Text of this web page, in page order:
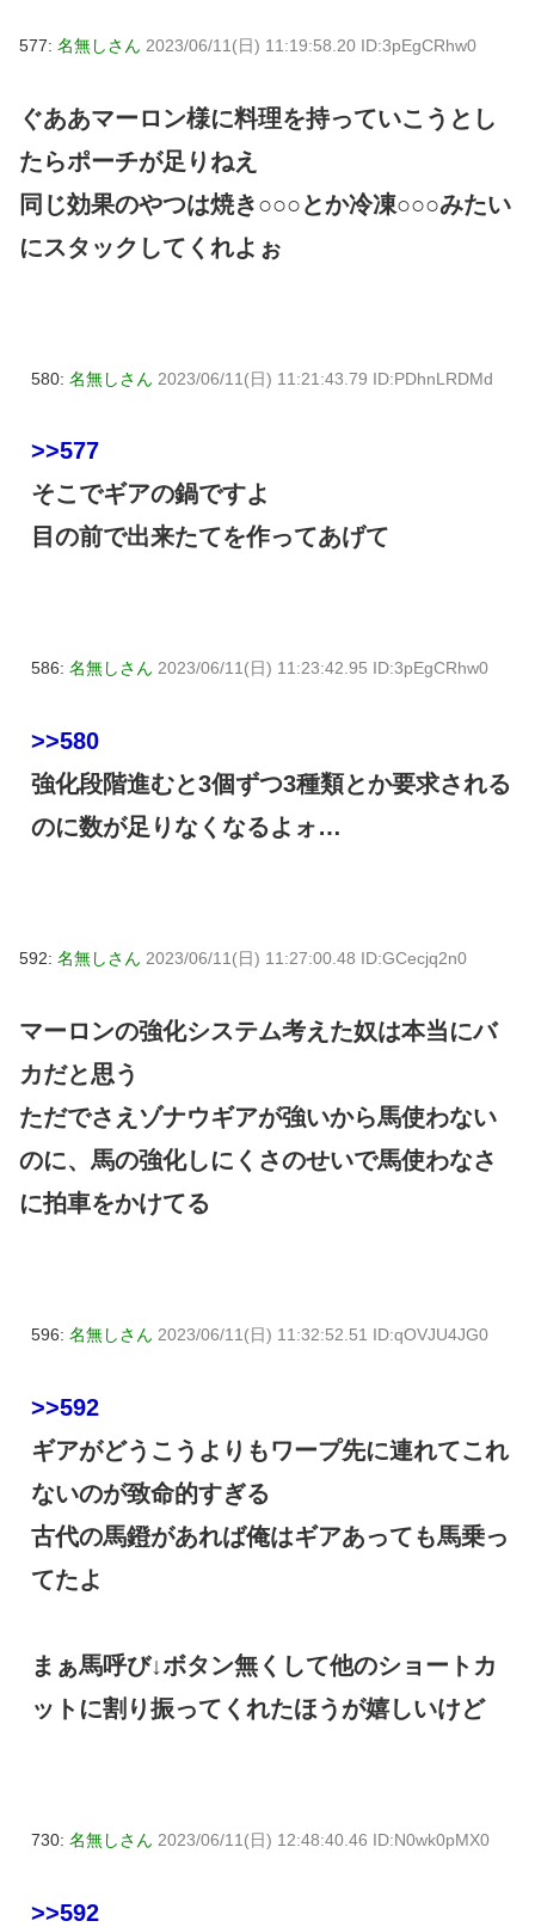
577: 名無しさん 2023/06/11(日) 11:19:58.20 ID:3pEgCRhw0
ぐああマーロン様に料理を持っていこうとし
たらポーチが足りねえ
同じ効果のやつは焼き○○○とか冷凍○○○みたい
にスタックしてくれよぉ
580: 名無しさん 2023/06/11(日) 11:21:43.79 ID:PDhnLRDMd
>>577
そこでギアの鍋ですよ
目の前で出来たてを作ってあげて
586: 名無しさん 2023/06/11(日) 11:23:42.95 ID:3pEgCRhw0
>>580
強化段階進むと3個ずつ3種類とか要求される
のに数が足りなくなるよォ…
592: 名無しさん 2023/06/11(日) 11:27:00.48 ID:GCecjq2n0
マーロンの強化システム考えた奴は本当にバ
カだと思う
ただでさえゾナウギアが強いから馬使わない
のに、馬の強化しにくさのせいで馬使わなさ
に拍車をかけてる
596: 名無しさん 2023/06/11(日) 11:32:52.51 ID:qOVJU4JG0
>>592
ギアがどうこうよりもワープ先に連れてこれ
ないのが致命的すぎる
古代の馬鐙があれば俺はギアあっても馬乗っ
てたよ
まぁ馬呼び↓ボタン無くして他のショートカ
ットに割り振ってくれたほうが嬉しいけど
730: 名無しさん 2023/06/11(日) 12:48:40.46 ID:N0wk0pMX0
>>592